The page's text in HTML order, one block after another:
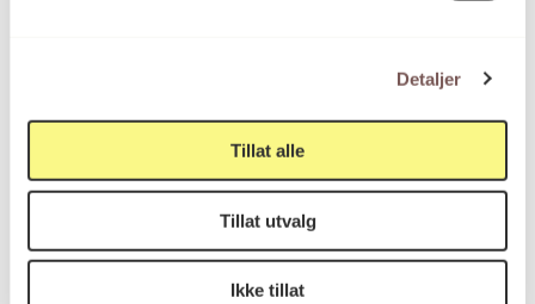
Detaljer
Tillat alle
Tillat utvalg
Ikke tillat
St. Olavs plass
22 99 11 99